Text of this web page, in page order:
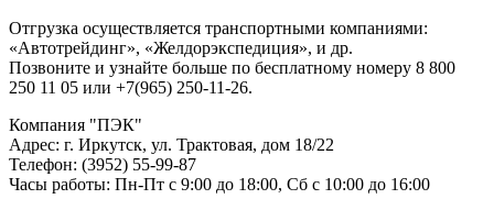
Отгрузка осуществляется транспортными компаниями:
«Автотрейдинг», «Желдорэкспедиция», и др.
Позвоните и узнайте больше по бесплатному номеру 8 800
250 11 05 или +7(965) 250-11-26.
Компания "ПЭК"
Адрес: г. Иркутск, ул. Трактовая, дом 18/22
Телефон: (3952) 55-99-87
Часы работы: Пн-Пт с 9:00 до 18:00, Сб с 10:00 до 16:00